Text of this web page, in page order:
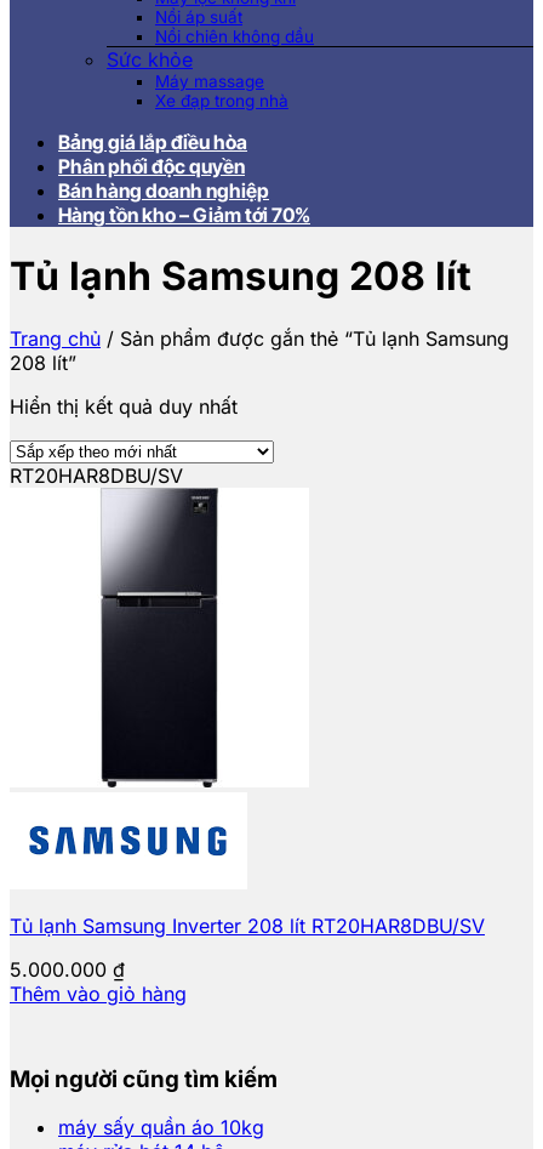
Nồi áp suất
Nồi chiên không dầu
Sức khỏe
Máy massage
Xe đạp trong nhà
Bảng giá lắp điều hòa
Phân phối độc quyền
Bán hàng doanh nghiệp
Hàng tồn kho – Giảm tới 70%
Tủ lạnh Samsung 208 lít
Trang chủ / Sản phẩm được gắn thẻ “Tủ lạnh Samsung
208 lít”
Hiển thị kết quả duy nhất
RT20HAR8DBU/SV
Tủ lạnh Samsung Inverter 208 lít RT20HAR8DBU/SV
5.000.000 ₫
Thêm vào giỏ hàng
Mọi người cũng tìm kiếm
máy sấy quần áo 10kg